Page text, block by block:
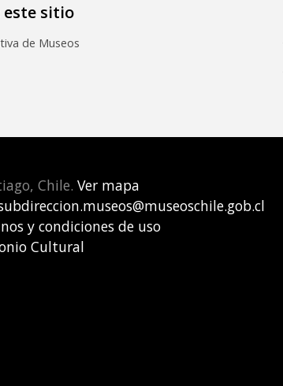
este sitio
de Museos
Chile. Ver mapa
y condiciones de uso
Cultural